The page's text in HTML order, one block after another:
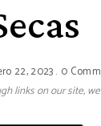
22, 2023 0
links on our site,